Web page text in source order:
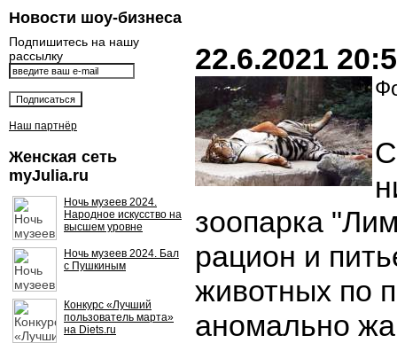
Новости шоу-бизнеса
Подпишитесь на нашу
рассылку
Наш партнёр
Женская сеть
myJulia.ru
Ночь музеев 2024.
Народное искусство на
высшем уровне
Ночь музеев 2024. Бал
с Пушкиным
Конкурс «Лучший
пользователь марта»
на Diets.ru
22.6.2021
зоопарка
рацион и
животных по
аномально